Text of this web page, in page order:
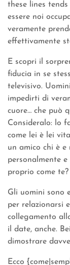
these lines
essere noi
veramente
effettivamente
E scopri il
fiducia in se
televisivo.
impedirti di
cuore… che può
Consideralo: lo
come lei è lei
un amico chi è
personalmente
proprio come te?
Gli uomini sono
per relazionarsi
collegamento
il date, anche.
dimostrare
Ecco